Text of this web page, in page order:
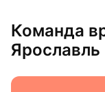
Команда
Ярославль